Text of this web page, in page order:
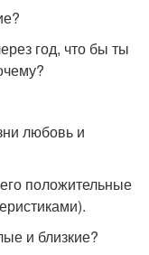
год, что бы ты
любовь и
положительные
и близкие?